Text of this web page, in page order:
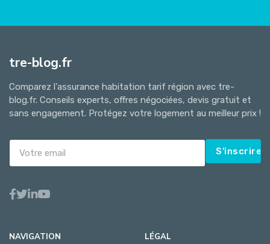
tre-blog.fr
Comparez l'assurance habitation tarif région avec tre-
blog.fr. Conseils experts, offres négociées, devis gratuit et
sans engagement. Protégez votre logement au meilleur prix !
S'inscrire
NAVIGATION LÉGAL